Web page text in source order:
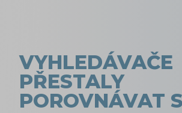
VYHLEDÁVAČE
PŘESTALY
POROVNÁVAT